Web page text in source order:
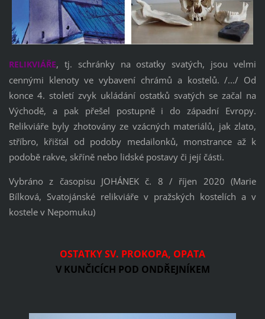
RELIKVIÁŘE, tj. schránky na ostatky svatých, jsou velmi
cennými klenoty ve vybavení chrámů a kostelů. /.../ Od
konce 4. století zvyk ukládání ostatků svatých se začal na
Východě, a pak přešel postupně i do západní Evropy.
Relikviáře byly zhotovány ze vzácných materiálů, jak zlato,
stříbro, křišťal od podoby medailonků, monstrance až k
podobě rakve, skříně nebo lidské postavy či její části.
Vybráno z časopisu JOHÁNEK č. 8 / říjen 2020 (Marie
Bílková, Svatojánské relikviáře v pražských kostelích a v
kostele v Nepomuku)
OSTATKY SV. PROKOPA, OPATA
V KUNČICÍCH POD ONDŘEJNÍKEM